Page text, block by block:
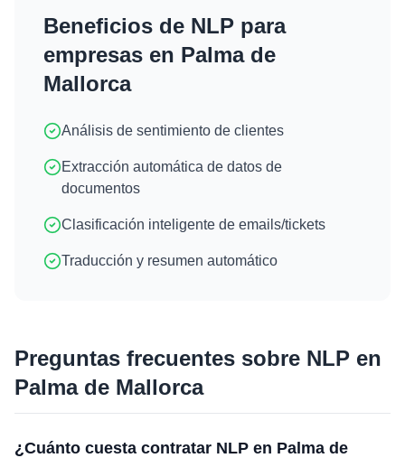
Beneficios de NLP para
empresas en Palma de
Mallorca
Análisis de sentimiento de clientes
Extracción automática de datos de
documentos
Clasificación inteligente de emails/tickets
Traducción y resumen automático
Preguntas frecuentes sobre NLP en
Palma de Mallorca
¿Cuánto cuesta contratar NLP en Palma de